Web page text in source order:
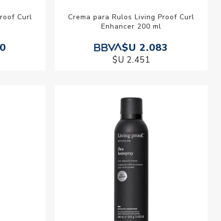
Curl
Crema para Rulos Living Proof Curl
Enhancer 200 ml
$U 2.083
$U 2.451